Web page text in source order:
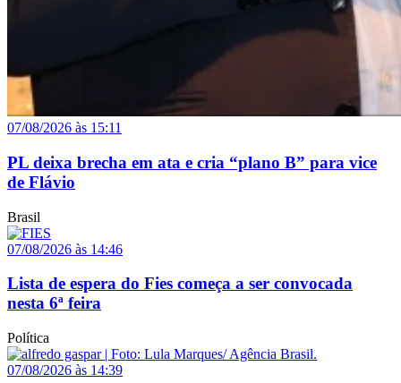
07/08/2026 às 15:11
PL deixa brecha em ata e cria “plano B” para vice
de Flávio
Brasil
07/08/2026 às 14:46
Lista de espera do Fies começa a ser convocada
nesta 6ª feira
Política
07/08/2026 às 14:39